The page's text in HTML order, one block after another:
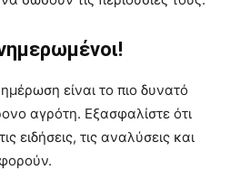
είναι το πιο δυνατό
αγρότη. Εξασφαλίστε ότι
ειδήσεις, τις αναλύσεις και